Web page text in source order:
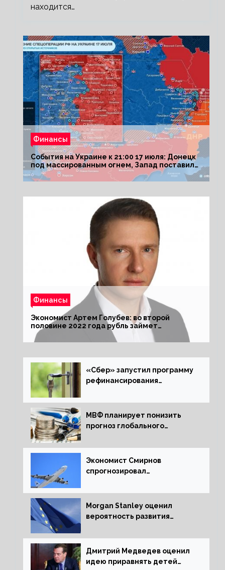
находится…
Финансы
События на Украине к 21:00 17 июля: Донецк
под массированным огнем, Запад поставил
Киеву ультиматум
Финансы
Экономист Артем Голубев: во второй
половине 2022 года рубль займет
комфортный курс
«Сбер» запустил программу
рефинансирования
МВФ планирует понизить
прогноз глобального
следующем отчете
Экономист Смирнов
спрогнозировал
России
Morgan Stanley оценил
вероятность развития
Дмитрий Медведев оценил
идею приравнять детей